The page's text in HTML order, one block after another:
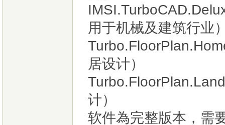
用于机械及建筑行业
居设计）
计）
软件為完整版本，需